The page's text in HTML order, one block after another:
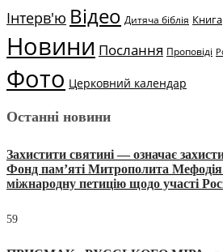
Інтерв'ю Відео Дитяча біблія Книга
Новини Послання Проповіді
Фото Церковний календар
Останні новини
Захистити святині — означає
Фонд пам’яті Митрополита Мефодія
міжнародну петицію щодо участі
59